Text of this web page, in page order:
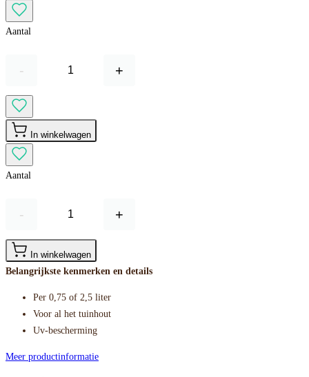
Aantal
- +
In winkelwagen
Aantal
- +
In winkelwagen
Belangrijkste kenmerken en details
Per 0,75 of 2,5 liter
Voor al het tuinhout
Uv-bescherming
Meer productinformatie